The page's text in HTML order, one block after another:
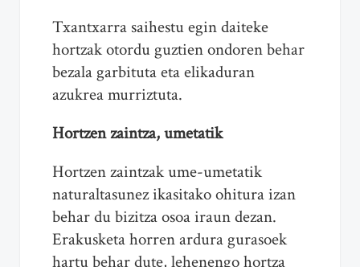
Txantxarra saihestu egin daiteke
hortzak otordu guztien ondoren behar
bezala garbituta eta elikaduran
azukrea murriztuta.
Hortzen zaintza, umetatik
Hortzen zaintzak ume-umetatik
naturaltasunez ikasitako ohitura izan
behar du bizitza osoa iraun dezan.
Erakusketa horren ardura gurasoek
hartu behar dute, lehenengo hortza